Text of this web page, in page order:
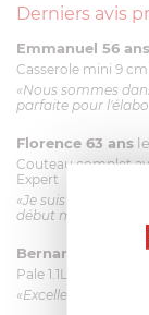
Derniers avis
Emmanuel 56 ans
Casserole mini 9
«Nous sommes
parfaite pour
Florence 63 ans
Couteau complet
Expert
«Je suis satisfaite
début mais ça le
Bernard le 23/06/
Pale 1.1L pour
«Excellent: produit